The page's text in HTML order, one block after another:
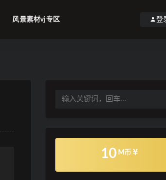
风景素材vj专区 登
10 M币